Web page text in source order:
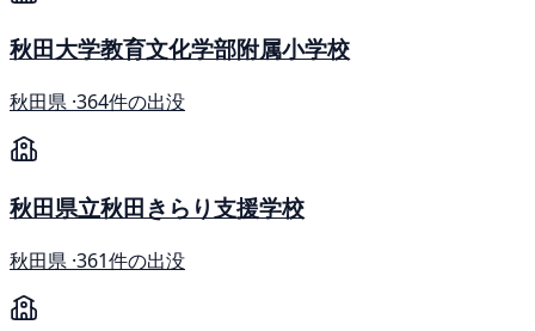
秋田大学教育文化学部附属小学校
秋田県 ·364件の出没
秋田県立秋田きらり支援学校
秋田県 ·361件の出没